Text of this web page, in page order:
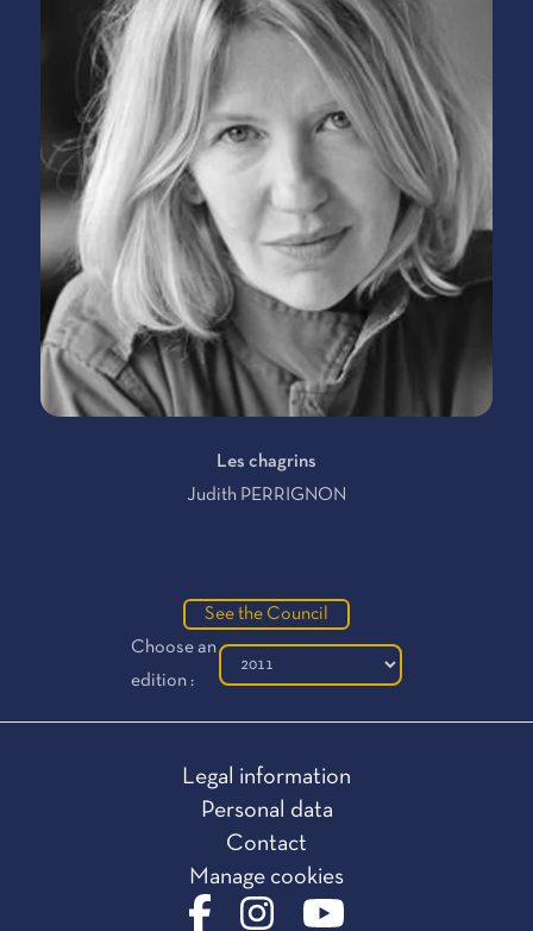
Les chagrins
Judith PERRIGNON
See the Council
Choose an
edition :
Legal information
Personal data
Contact
Manage cookies